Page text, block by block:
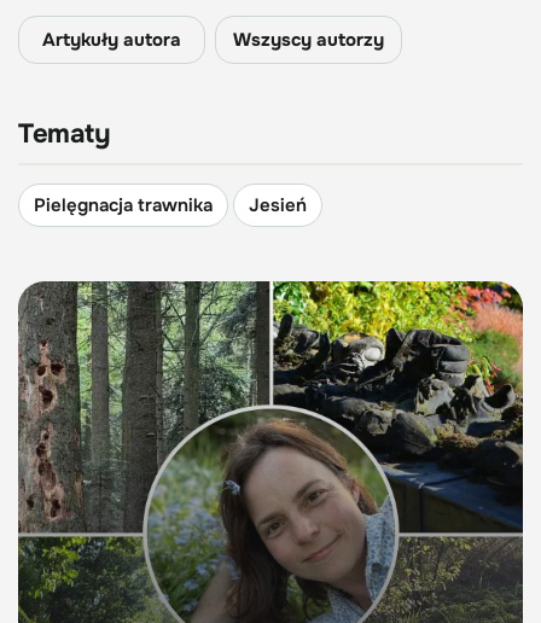
Artykuły autora Wszyscy autorzy
Tematy
Pielęgnacja trawnika Jesień